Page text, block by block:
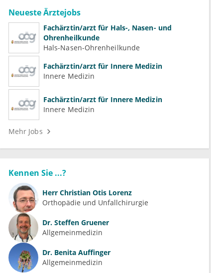
Neueste Ärztejobs
Fachärztin/arzt für Hals-, Nasen- und
Ohrenheilkunde
Hals-Nasen-Ohrenheilkunde
Fachärztin/arzt für Innere Medizin
Innere Medizin
Fachärztin/arzt für Innere Medizin
Innere Medizin
Mehr Jobs
Kennen Sie ...?
Herr Christian Otis Lorenz
Orthopädie und Unfallchirurgie
Dr. Steffen Gruener
Allgemeinmedizin
Dr. Benita Auffinger
Allgemeinmedizin